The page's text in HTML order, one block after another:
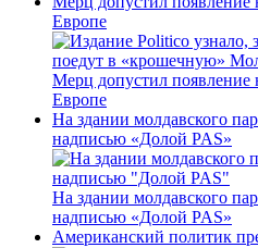
Европе
Мерц допустил появление
Европе
На здании молдавского
надписью «Долой PAS»
На здании молдавского
надписью «Долой PAS»
Американский политик